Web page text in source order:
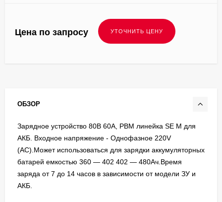
Цена по запросу
ОБЗОР
Зарядное устройство 80В 60А, PBM линейка SE M для
АКБ. Входное напряжение - Однофазное 220V
(AC).Может использоваться для зарядки аккумуляторных
батарей емкостью 360 — 402 402 — 480Ач.Время
заряда от 7 до 14 часов в зависимости от модели ЗУ и
АКБ.